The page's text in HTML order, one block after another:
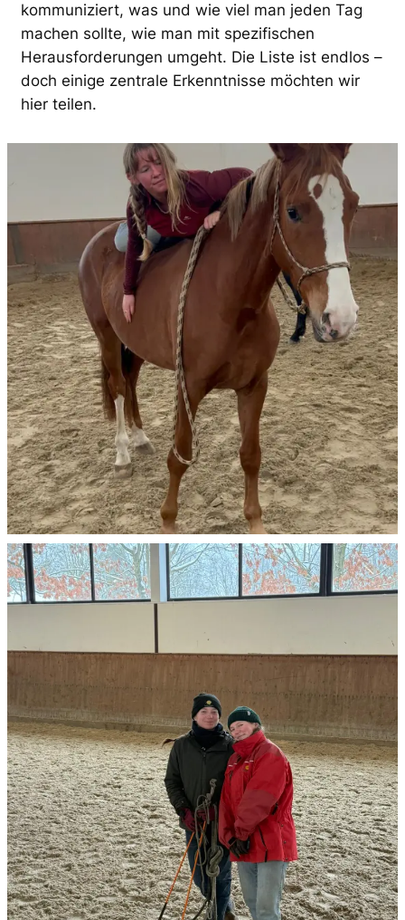
kommuniziert, was und wie viel man jeden Tag
machen sollte, wie man mit spezifischen
Herausforderungen umgeht. Die Liste ist endlos –
doch einige zentrale Erkenntnisse möchten wir
hier teilen.